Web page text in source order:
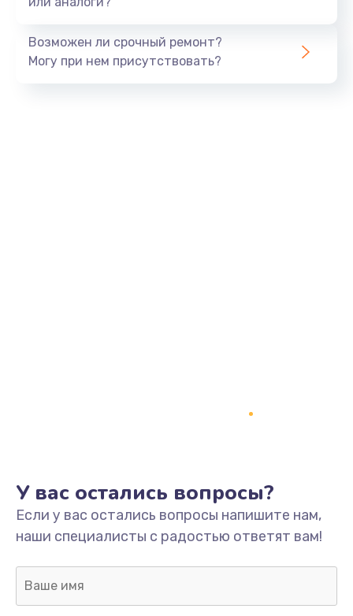
550 руб.
Не включается
1400 руб.
Заказать
800 руб.
Возможен ли срочный ремонт?
Могу при нем присутствовать?
У вас остались вопросы?
Если у вас остались вопросы напишите нам,
наши специалисты с радостью ответят вам!